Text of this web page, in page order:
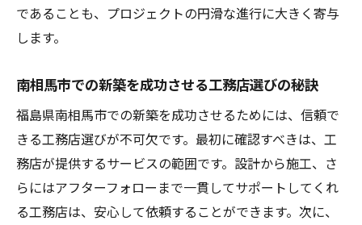
であることも、プロジェクトの円滑な進行に大きく寄与
します。
南相馬市での新築を成功させる工務店選びの秘訣
福島県南相馬市での新築を成功させるためには、信頼で
きる工務店選びが不可欠です。最初に確認すべきは、工
務店が提供するサービスの範囲です。設計から施工、さ
らにはアフターフォローまで一貫してサポートしてくれ
る工務店は、安心して依頼することができます。次に、